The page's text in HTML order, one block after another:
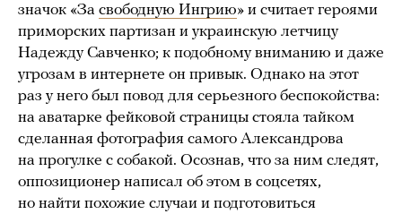
значок «За свободную Ингрию» и считает героями
приморских партизан и украинскую летчицу
Надежду Савченко; к подобному вниманию и даже
угрозам в интернете он привык. Однако на этот
раз у него был повод для серьезного беспокойства:
на аватарке фейковой страницы стояла тайком
сделанная фотография самого Александрова
на прогулке с собакой. Осознав, что за ним следят,
оппозиционер написал об этом в соцсетях,
но найти похожие случаи и подготовиться